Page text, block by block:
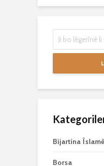
Bijartina Îslamê
Borsa